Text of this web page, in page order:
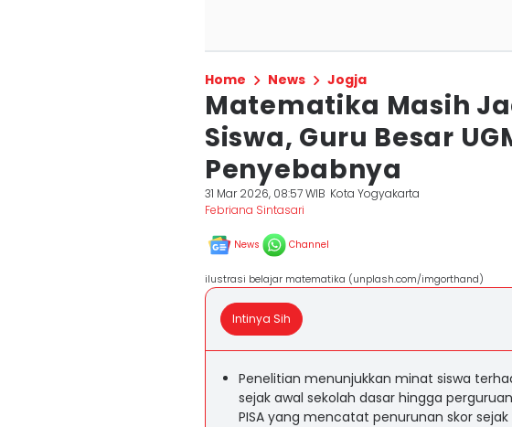
Home News Jogja
Matematika Masih
Siswa, Guru Besar
Penyebabnya
31 Mar 2026, 08:57 WIB Kota Yogyakarta
Febriana Sintasari
News Channel
ilustrasi belajar matematika (unplash.com/imgorthand)
Intinya Sih
Penelitian menunjukkan minat siswa
sejak awal sekolah dasar hingga
PISA yang mencatat penurunan skor sejak